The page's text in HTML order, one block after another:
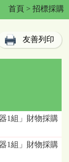
首頁 > 招標採購
友善列印
1組」財物採購
1組」財物採購